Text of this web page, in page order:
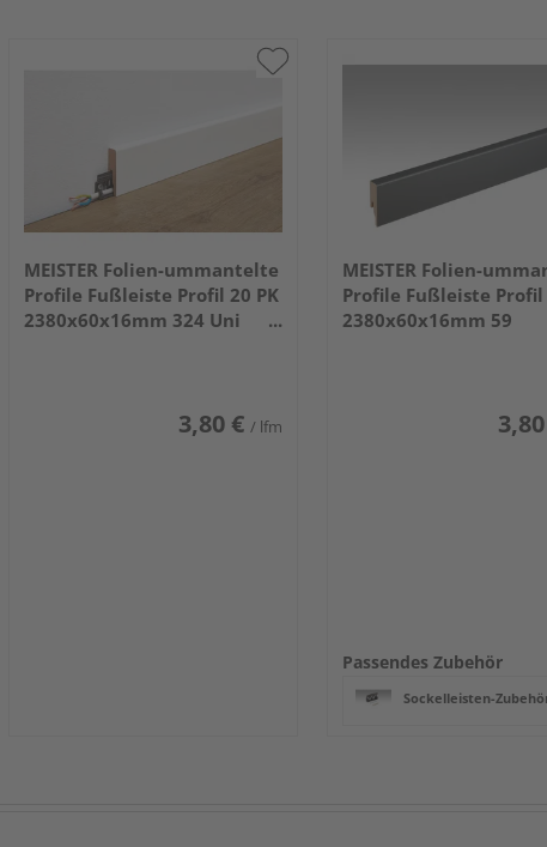
MEISTER Folien-ummantelte
Profile Fußleiste Profil 20 PK
2380x60x16mm 324 Uni
3,80 € / lfm
MEISTER Folien-
Profile Fußleiste Profil
2380x60x16mm 59
Passendes Zubehör
Sockelleisten-